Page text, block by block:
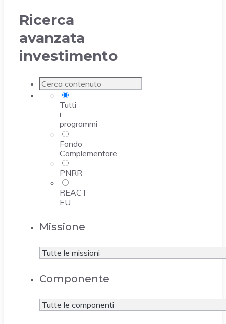
Ricerca
avanzata
investimento
Tutti
i
programmi
Fondo
Complementare
PNRR
REACT
EU
Missione
Componente